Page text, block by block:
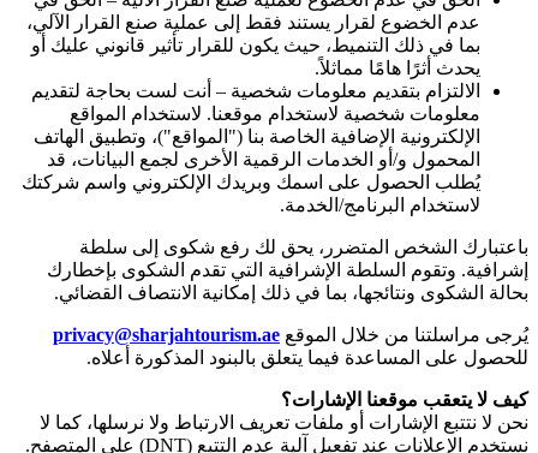
عدم الخضوع لقرار يستند فقط إلى عملية صنع القرار الآلي،
بما في ذلك التنميط، حيث يكون للقرار تأثير قانوني عليك أو
يحدث أثرًا هامًا مماثلاً.
الالتزام بتقديم معلومات شخصية – أنت لست بحاجة لتقديم
معلومات شخصية لاستخدام موقعنا. لاستخدام المواقع
الإلكترونية الإضافية الخاصة بنا ("المواقع")، وتطبيق الهاتف
المحمول و/أو الخدمات الرقمية الأخرى لجمع البيانات، قد
يُطلب الحصول على اسمك وبريدك الإلكتروني واسم شركتك
لاستخدام البرنامج/الخدمة.
باعتبارك الشخص المتضرر، يحق لك رفع شكوى إلى سلطة
إشرافية. وتقوم السلطة الإشرافية التي تقدم الشكوى بإخطارك
بحالة الشكوى ونتائجها، بما في ذلك إمكانية الانتصاف القضائي.
يُرجى مراسلتنا من خلال الموقع privacy@sharjahtourism.ae
للحصول على المساعدة فيما يتعلق بالبنود المذكورة أعلاه.
كيف لا يتعقب موقعنا الإشارات؟
نحن لا نتتبع الإشارات أو ملفات تعريف الارتباط ولا نرسلها، كما لا
نستخدم الإعلانات عند تفعيل آلية عدم التتبع (DNT) على المتصفح.